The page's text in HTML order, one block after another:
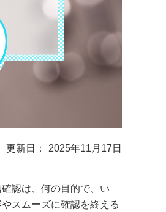
2025年11月17日
認は、何の目的で、い
スムーズに確認を終える